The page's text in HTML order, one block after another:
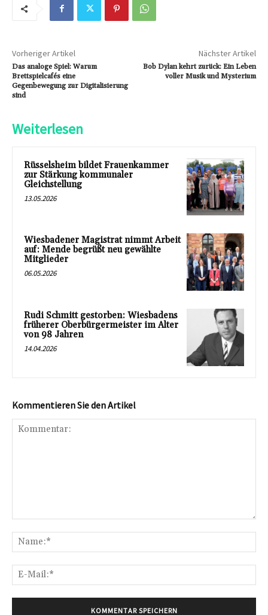
Vorheriger Artikel
Das analoge Spiel: Warum
Brettspielcafés eine
Gegenbewegung zur Digitalisierung
sind
Nächster Artikel
Bob Dylan kehrt zurück: Ein Leben
voller Musik und Mysterium
Weiterlesen
Rüsselsheim bildet Frauenkammer
zur Stärkung kommunaler
Gleichstellung
13.05.2026
Wiesbadener Magistrat nimmt Arbeit
auf: Mende begrüßt neu gewählte
Mitglieder
06.05.2026
Rudi Schmitt gestorben: Wiesbadens
früherer Oberbürgermeister im Alter
von 98 Jahren
14.04.2026
Kommentieren Sie den Artikel